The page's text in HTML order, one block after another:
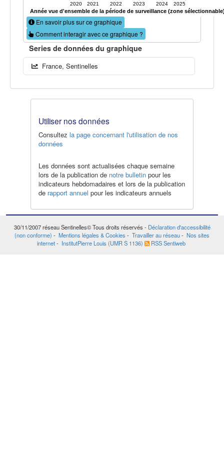
2020 2021 2022 2023 2024 2025
Année vue d'ensemble de la période de surveillance (zone
En savoir plus sur ce graphique
Comment interagir avec ce graphique ?
Series de données du graphique
France, Sentinelles
Utiliser nos données
Consultez la page concernant l'utilisation de nos
données
Les données sont actualisées chaque semaine
lors de la publication de notre bulletinpour les
indicateurs hebdomadaires et lors de la publication
de rapport annuel pour les indicateurs annuels
30/11/2007réseau Sentinelles© Tous droits réservés - Déclaration d'accessibilité
(non conforme) - Mentions légales & Cookies - Travailler au réseau- Nos sites
internet- InstitutPierre Louis (UMR S 1136) RSS Sentiweb